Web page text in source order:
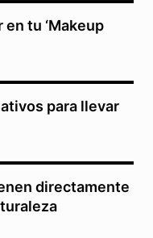
tu ‘Makeup
para llevar
directamente